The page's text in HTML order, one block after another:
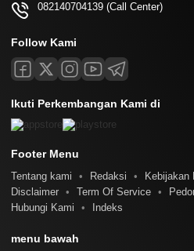
082140704139 (Call Center)
Follow Kami
Ikuti Perkembangan Kami di
Footer Menu
Tentang kami Redaksi Kebijakan
Disclaimer
Term Of Service
Hubungi Kami
Indeks
menu bawah